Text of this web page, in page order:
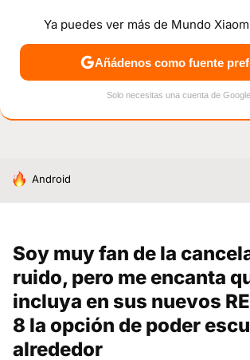
NOTICIAS MÓVILES TUTORIALES
HOY SE HABLA DE
Android
Soy muy fan de la
ruido, pero me encanta
incluya en sus nuevos
8 la opción de poder
alrededor
Ya puedes ver más de Mundo
Añádenos como fuente
Solo necesitas una cuenta de Google